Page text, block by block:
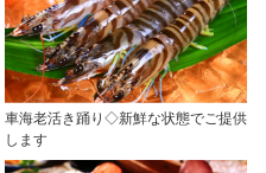
車海老活き踊り◇新鮮な状態でご提供
します